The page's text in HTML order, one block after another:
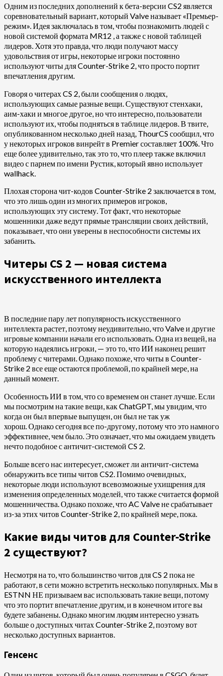
Одним из последних дополнений к бета-версии CS2 является
соревновательный вариант, который Valve называет «Премьер-
режим». Идея заключалась в том, чтобы познакомить людей с
новой системой формата MR12 , а также с новой таблицей
лидеров. Хотя это правда, что люди получают массу
удовольствия от игры, некоторые игроки постоянно
используют читы для Counter-Strike 2, что просто портит
впечатления другим.
Говоря о читерах CS 2, были сообщения о людях,
использующих самые разные вещи. Существуют стенхаки,
аим-хаки и многое другое, но что интересно, пользователи
используют их, чтобы подняться в таблице лидеров. В твите,
опубликованном несколько дней назад, ThourCS сообщил, что
у некоторых игроков винрейт в Premier составляет 100%. Что
еще более удивительно, так это то, что плеер также включил
видео с парнем по имени Рустик, который явно использует
wallhack.
Плохая сторона чит-кодов Counter-Strike 2 заключается в том,
что это лишь один из многих примеров игроков,
использующих эту систему. Тот факт, что некоторые
мошенники даже ведут прямые трансляции своих действий,
показывает, что они уверены в неспособности системы их
забанить.
Читеры CS 2 — новая система
искусственного интеллекта
В последние пару лет популярность искусственного
интеллекта растет, поэтому неудивительно, что Valve и другие
игровые компании начали его использовать. Одна из вещей, на
которую надеялись игроки, — это то, что ИИ наконец решит
проблему с читерами. Однако похоже, что читы в Counter-
Strike 2 все еще остаются проблемой, по крайней мере, на
данный момент.
Особенность ИИ в том, что со временем он станет лучше. Если
мы посмотрим на такие вещи, как ChatGPT, мы увидим, что
когда он был впервые выпущен, он был не так уж
хорош. Однако сегодня все по-другому, потому что это намного
эффективнее, чем было. Это означает, что мы ожидаем увидеть
нечто подобное с античит-системой CS 2.
Больше всего нас интересует, сможет ли античит-система
обнаружить все типы читов CS2. Помимо очевидных,
некоторые люди используют всевозможные ухищрения для
изменения определенных моделей, что также считается формой
мошенничества. Однако похоже, что AC Valve не срабатывает
из-за этих читов Counter-Strike 2, по крайней мере, пока.
Какие виды читов для Counter-Strike
2 существуют?
Несмотря на то, что большинство читов для CS 2 пока не
работают, в сети можно встретить несколько популярных. Мы в
ESTNN НЕ призываем вас использовать такие вещи, потому
что это портит впечатление другим, и в конечном итоге вы
будете забанены. Однако многим людям интересно узнать
больше о доступных читах Counter-Strike 2, поэтому вот
несколько доступных вариантов.
Генсенс